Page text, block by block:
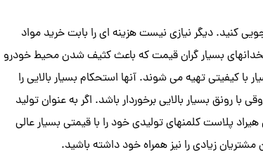
کنید. دیگر نیازی نیست هزینه ای را بابت خرید مواد
بسیار گران قیمت که باعث کثیف شدن محیط خودرو
کیفیتی تهیه می شوند. آنها استحکام بسیار بالایی را
بسیار بالایی برخوردار باشد. اگر به عنوان تولید
پلاست کلمنهای تولیدی خود را با قیمتی بسیار عالی
زیادی را نیز همراه خود داشته باشید.